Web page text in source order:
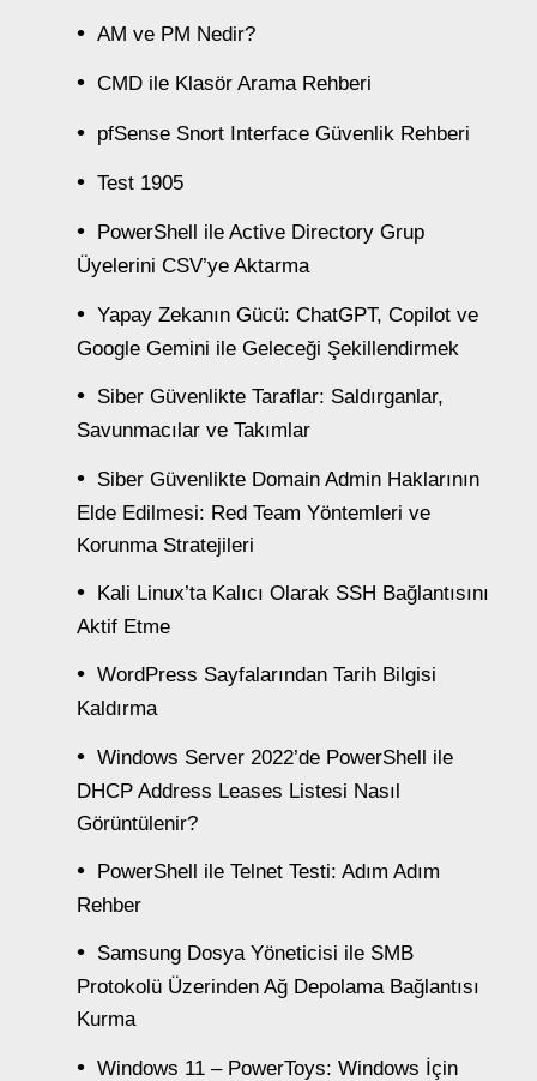
AM ve PM Nedir?
CMD ile Klasör Arama Rehberi
pfSense Snort Interface Güvenlik Rehberi
Test 1905
PowerShell ile Active Directory Grup
Üyelerini CSV’ye Aktarma
Yapay Zekanın Gücü: ChatGPT, Copilot ve
Google Gemini ile Geleceği Şekillendirmek
Siber Güvenlikte Taraflar: Saldırganlar,
Savunmacılar ve Takımlar
Siber Güvenlikte Domain Admin Haklarının
Elde Edilmesi: Red Team Yöntemleri ve
Korunma Stratejileri
Kali Linux’ta Kalıcı Olarak SSH Bağlantısını
Aktif Etme
WordPress Sayfalarından Tarih Bilgisi
Kaldırma
Windows Server 2022’de PowerShell ile
DHCP Address Leases Listesi Nasıl
Görüntülenir?
PowerShell ile Telnet Testi: Adım Adım
Rehber
Samsung Dosya Yöneticisi ile SMB
Protokolü Üzerinden Ağ Depolama Bağlantısı
Kurma
Windows 11 – PowerToys: Windows İçin